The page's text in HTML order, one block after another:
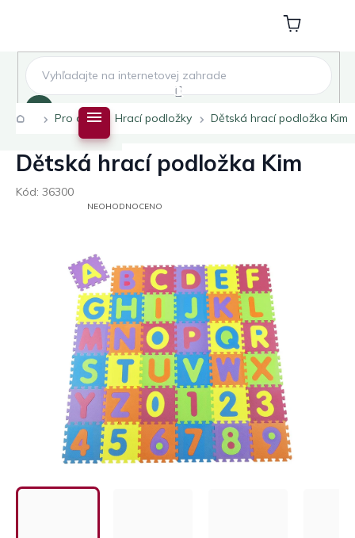
Nákupní
košík
DomůPro děti Hrací podložky Dětská hrací podložka Kim
Dětská hrací podložka Kim
Kód: 36300
PRŮMĚRNÉ
HVĚZDIČEK.
NEOHODNOCENO